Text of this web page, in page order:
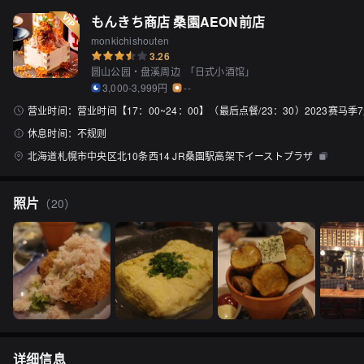
もんきち商店 桑園AEON前店
monkichishouten
3.26
圆山公园・盘溪周边 「日式小酒馆」
3,000-3,999円
--
营业时间： 营业时间【17：00~24：00】（最后点餐/23：30）2023赛马
休息时间： 不规则
北海道札幌市中央区北10条西14 JR桑園駅高架下イーストプラザ
照片 （20）
详细信息